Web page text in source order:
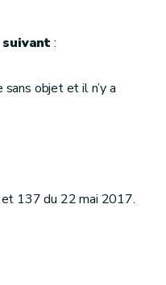
suivant:
sans objet et il n’y a
137 du 22 mai 2017.